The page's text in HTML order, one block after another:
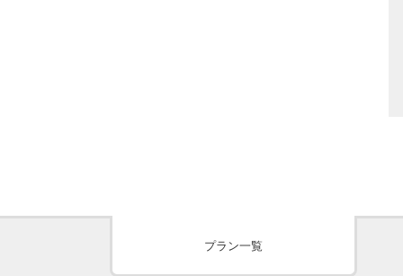
プラン一覧